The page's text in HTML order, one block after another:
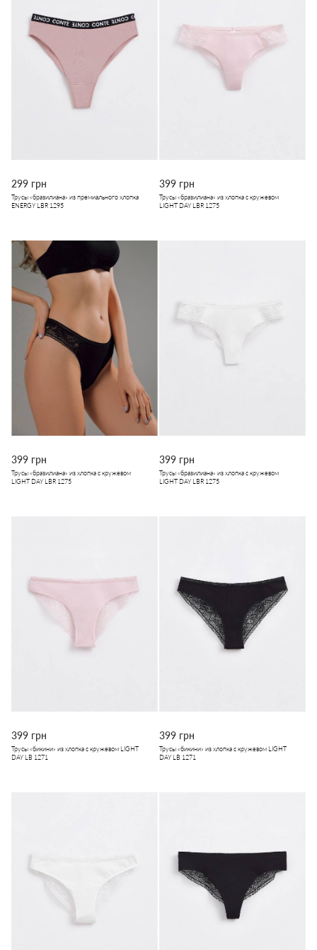
299 грн
Трусы «бразилиана» из премиального хлопка
ENERGY LBR 1295
399 грн
Трусы «бразилиана» из хлопка с кружевом
LIGHT DAY LBR 1275
399 грн
Трусы «бразилиана» из хлопка с кружевом
LIGHT DAY LBR 1275
399 грн
Трусы «бразилиана» из хлопка с кружевом
LIGHT DAY LBR 1275
399 грн
Трусы «бикини» из хлопка с кружевом LIGHT
DAY LB 1271
399 грн
Трусы «бикини» из хлопка с кружевом LIGHT
DAY LB 1271